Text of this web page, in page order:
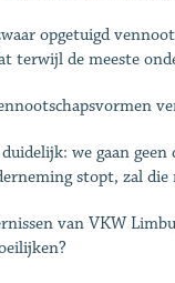
opgetuigd
terwijl de meeste
we gaan
stopt, zal
van VKW